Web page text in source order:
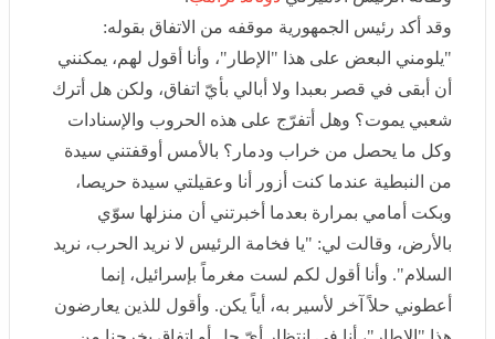
قصر بعبدا ولا أبالي بأيّ اتفاق، ولكن هل أترك شعبي يموت؟
وهل أتفرّج على هذه الحروب والإسنادات وكل ما يحصل من
خراب ودمار؟ بالأمس أوقفتني سيدة من النبطية عندما كنت
أزور أنا وعقيلتي سيدة حريصا، وبكت أمامي بمرارة بعدما
أخبرتني أن منزلها سوّي بالأرض، وقالت لي: "يا فخامة
الرئيس لا نريد الحرب، نريد السلام". وأنا أقول لكم لست
مغرماً بإسرائيل، إنما أعطوني حلاً آخر لأسير به، أياً يكن.
وأقول للذين يعارضون هذا "الإطار"، أنا في انتظار أيّ حل أو
اتفاق يخرجنا من الحروب".
من جهتها، أعطت واشنطن إشارات إلى بدء تفعيل لاتفاق
الإطار، إذ عيّنت رئيسَ لجنة "الميكانيزم" سابقاً، الجنرال